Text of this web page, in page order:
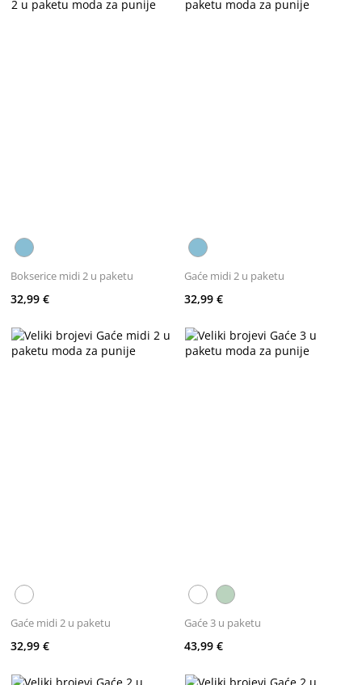
Bokserice midi 2 u paketu
32,99 €
Gaće midi 2 u paketu
32,99 €
Gaće midi 2 u paketu
32,99 €
Gaće 3 u paketu
43,99 €